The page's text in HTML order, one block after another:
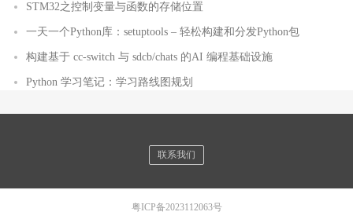
STM32之控制变量与函数的存储位置
一天一个Python库：setuptools – 轻松构建和分发Python包
构建基于 cc-switch 与 sdcb/chats 的AI 编程基础设施
Python 学习笔记：学习路线图规划
联系我们
粤ICP备2023112063号